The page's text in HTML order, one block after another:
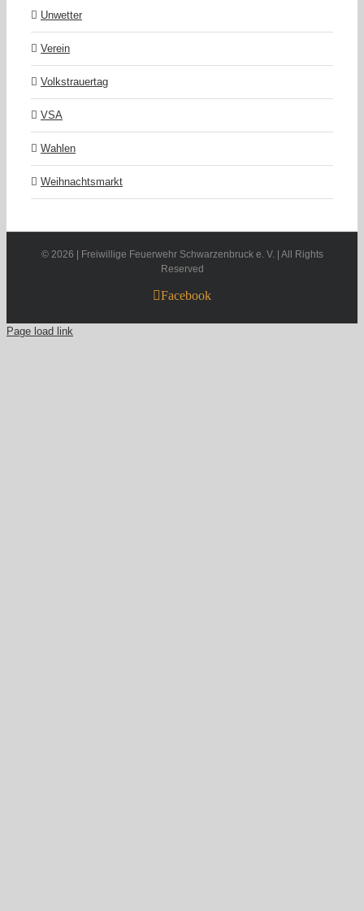
Unwetter
Verein
Volkstrauertag
VSA
Wahlen
Weihnachtsmarkt
© 2026 | Freiwillige Feuerwehr Schwarzenbruck e. V. | All Rights
Reserved
Facebook
Page load link